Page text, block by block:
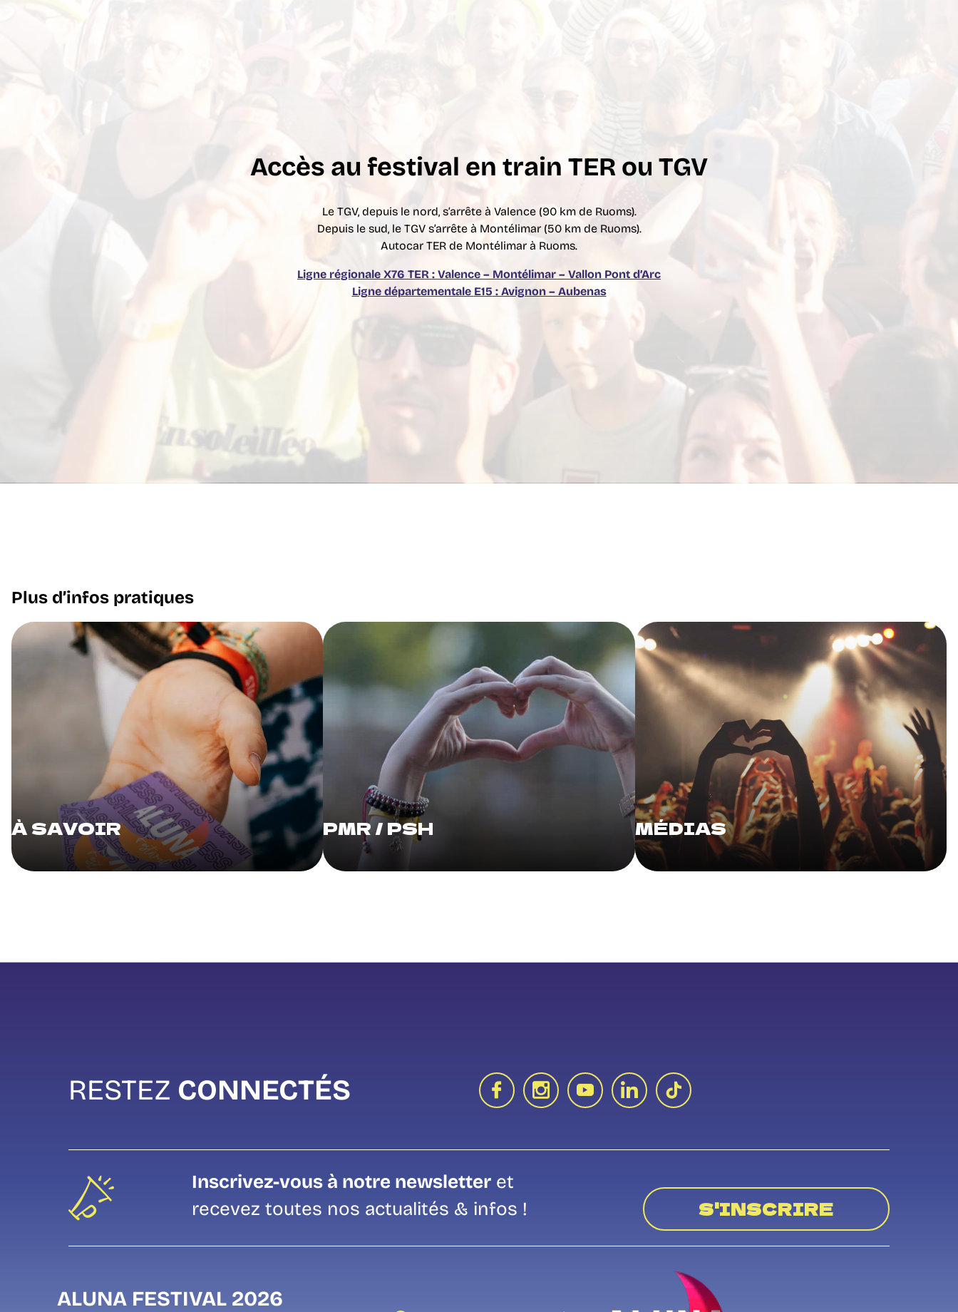
Accès au festival en train TER ou TGV
Le TGV, depuis le nord, s’arrête à Valence (90 km de Ruoms).
Depuis le sud, le TGV s’arrête à Montélimar (50 km de Ruoms).
Autocar TER de Montélimar à Ruoms.
Ligne régionale X76 TER : Valence – Montélimar – Vallon Pont d’Arc
Ligne départementale E15 : Avignon – Aubenas
Plus d’infos pratiques
À SAVOIR PMR / PSH MÉDIAS
RESTEZ CONNECTÉS
Inscrivez-vous à notre newsletteret
recevez toutes nos actualités & infos !
S'INSCRIRE
ALUNA FESTIVAL 2026